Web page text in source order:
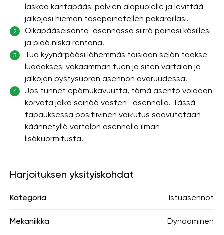
laskea kantapääsi polvien alapuolelle ja levittää
jalkojasi hieman tasapainotellen pakaroillasi.
2
Olkapääseisonta-asennossa siirrä painosi käsillesi
ja pidä niska rentona.
3
Tuo kyynärpääsi lähemmäs toisiaan selän taakse
luodaksesi vakaamman tuen ja siten vartalon ja
jalkojen pystysuoran asennon avaruudessa.
4
Jos tunnet epämukavuutta, tämä asento voidaan
korvata jalka seinää vasten -asennolla. Tässä
tapauksessa positiivinen vaikutus saavutetaan
käännetyllä vartalon asennolla ilman
lisäkuormitusta.
Harjoituksen yksityiskohdat
Kategoria Istuasennot
Mekaniikka Dynaaminen